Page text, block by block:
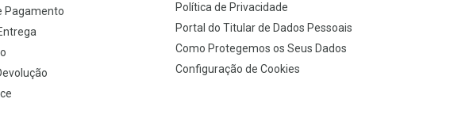
Pagamento
Política de Privacidade
Portal do Titular de Dados Pessoais
Como Protegemos os Seus Dados
Configuração de Cookies